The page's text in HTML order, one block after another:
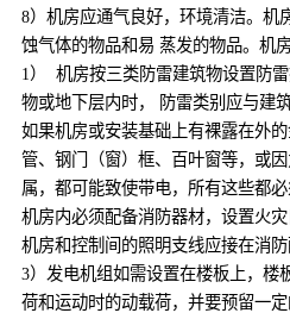
8）机房应通气良好，环境清洁。机
蚀气体的物品和易 蒸发的物品。机
1） 机房按三类防雷建筑物设置防
物或地下层内时， 防雷类别应与建
如果机房或安装基础上有裸露在外
管、钢门（窗）框、百叶窗等，或
属，都可能致使带电，所有这些都必
机房内必须配备消防器材，设置火
机房和控制间的照明支线应接在消防
3）发电机组如需设置在楼板上，楼
荷和运动时的动载荷，并要预留一定